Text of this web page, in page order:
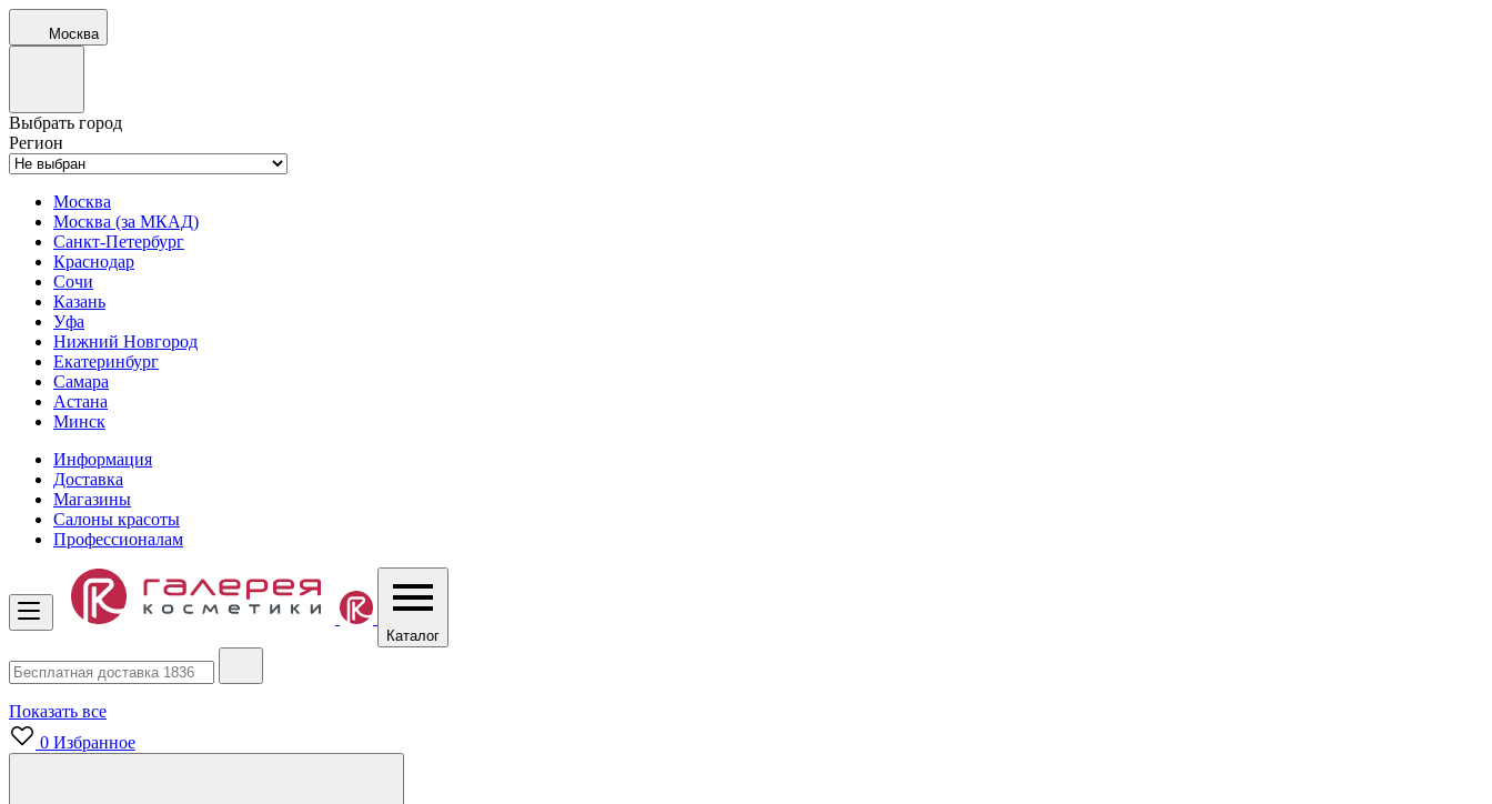
Москва
Выбрать город
Регион
Москва
Москва (за МКАД)
Санкт-Петербург
Краснодар
Сочи
Казань
Уфа
Нижний Новгород
Екатеринбург
Самара
Астана
Минск
Информация
Доставка
Магазины
Салоны красоты
Профессионалам
Каталог
Показать все
0 Избранное